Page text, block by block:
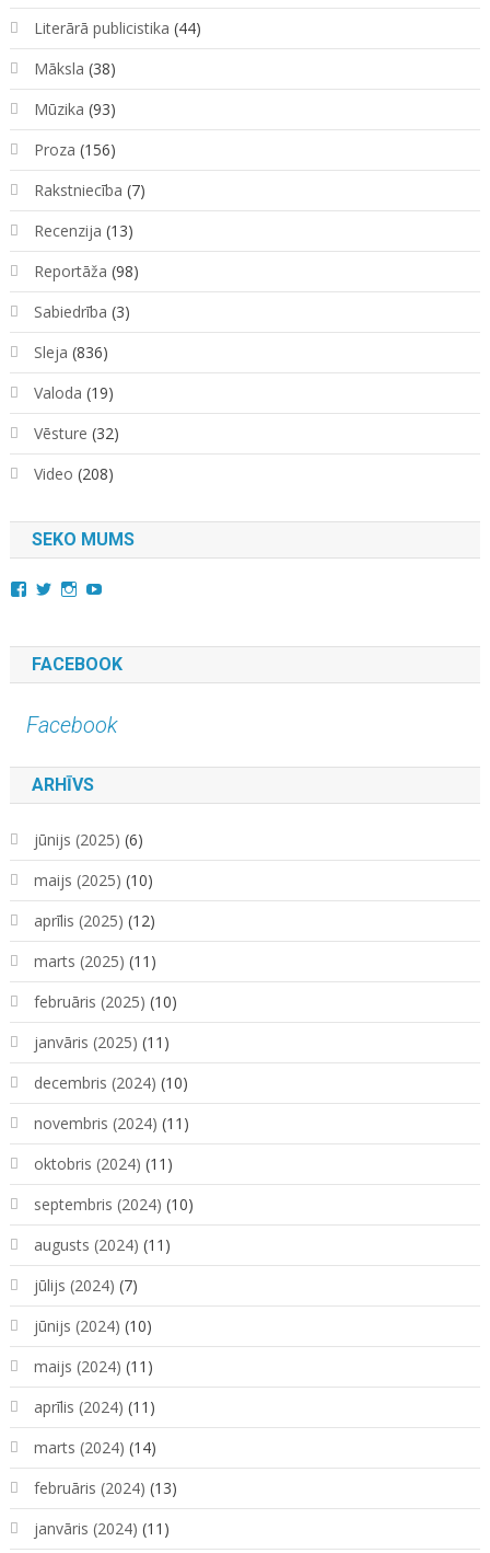
Literārā publicistika (44)
Māksla (38)
Mūzika (93)
Proza (156)
Rakstniecība (7)
Recenzija (13)
Reportāža (98)
Sabiedrība (3)
Sleja (836)
Valoda (19)
Vēsture (32)
Video (208)
SEKO MUMS
View
Facebook
View
Twitter
View
Instagram
YouTube
FACEBOOK
Facebook
ARHĪVS
jūnijs (2025) (6)
maijs (2025) (10)
aprīlis (2025) (12)
marts (2025) (11)
februāris (2025) (10)
janvāris (2025) (11)
decembris (2024) (10)
novembris (2024) (11)
oktobris (2024) (11)
septembris (2024) (10)
augusts (2024) (11)
jūlijs (2024) (7)
jūnijs (2024) (10)
maijs (2024) (11)
aprīlis (2024) (11)
marts (2024) (14)
februāris (2024) (13)
janvāris (2024) (11)